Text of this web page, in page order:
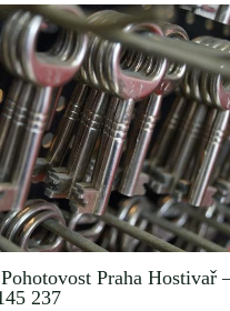
Praha Hostivař
237